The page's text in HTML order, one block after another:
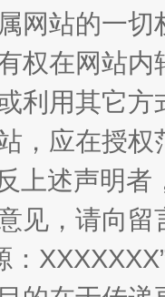
网站的一
权在网站
利用其它
，应在授
上述声明
见，请向
：